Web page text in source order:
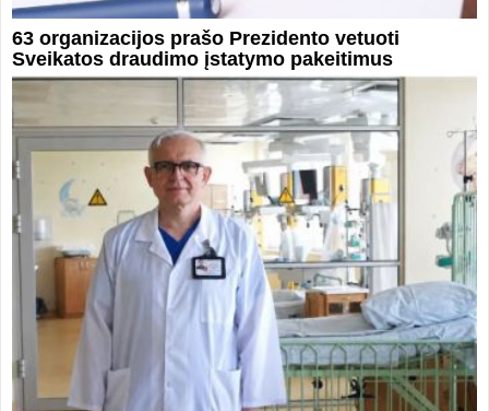
63 organizacijos prašo Prezidento vetuoti
Sveikatos draudimo įstatymo pakeitimus